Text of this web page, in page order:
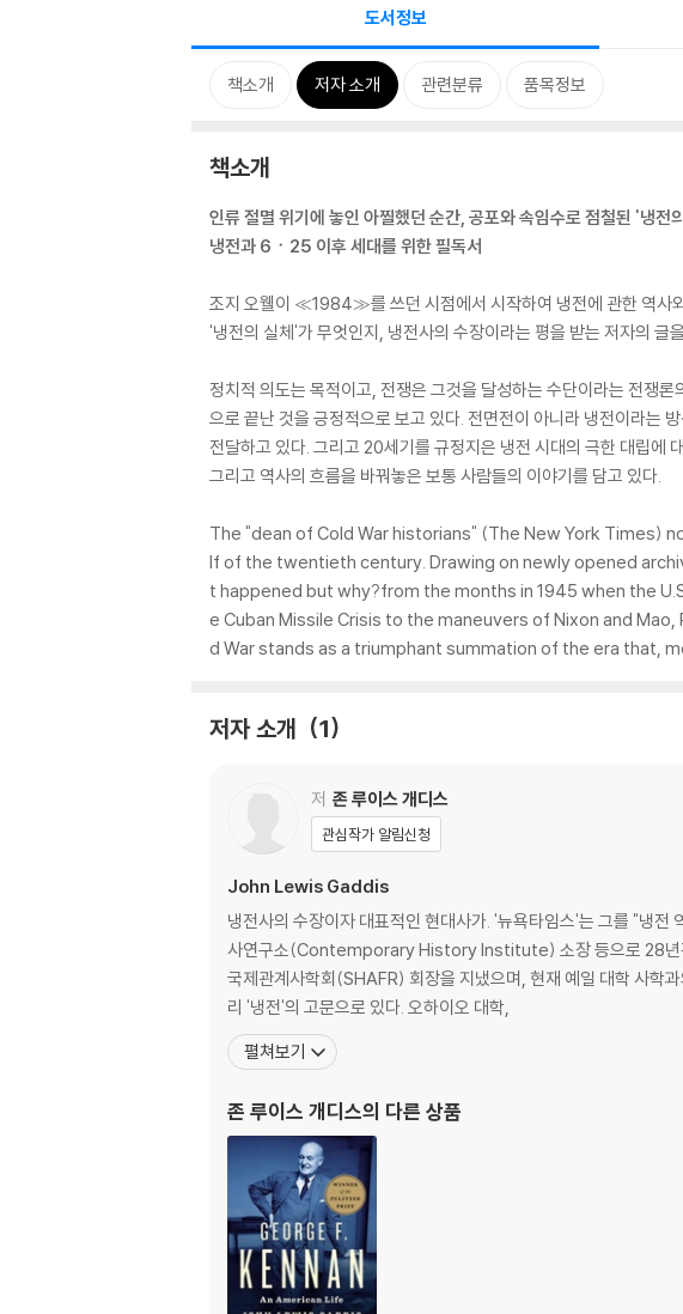
도서정보
책소개 저자 소개 관련분류 품목정보
책소개
인류 절멸 위기에 놓인 아찔했던 순간, 공포와 속임수로 점철된 '냉전
냉전과 6ㆍ25 이후 세대를 위한 필독서
조지 오웰이 ≪1984≫를 쓰던 시점에서 시작하여 냉전에 관한 역사
'냉전의 실체'가 무엇인지, 냉전사의 수장이라는 평을 받는 저자의
정치적 의도는 목적이고, 전쟁은 그것을 달성하는 수단이라는 전쟁
으로 끝난 것을 긍정적으로 보고 있다. 전면전이 아니라 냉전이라는
전달하고 있다. 그리고 20세기를 규정지은 냉전 시대의 극한 대립에
그리고 역사의 흐름을 바꿔놓은 보통 사람들의 이야기를 담고 있다.
The "dean of Cold War historians" (The New York
lf of the twentieth century. Drawing on newly opened
t happened but why?from the months in 1945 when the
e Cuban Missile Crisis to the maneuvers of Nixon and
d War stands as a triumphant summation of the era that,
저자 소개 1
저 존 루이스 개디스
관심작가 알림신청
John Lewis Gaddis
냉전사의 수장이자 대표적인 현대사가. '뉴욕타임스'는 그를 "냉
사연구소(Contemporary History Institute) 소장 등으로 28년간
국제관계사학회(SHAFR) 회장을 지냈으며, 현재 예일 대학 사
리 '냉전'의 고문으로 있다. 오하이오 대학,
펼쳐보기
존 루이스 개디스의 다른 상품